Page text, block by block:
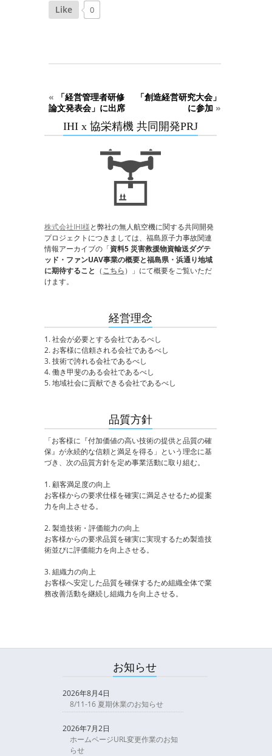
Like 0
«
「経営管理者研修
論文発表会」に出席
「創造経営研究大会」
に参加 »
IHI x 協栄精機 共同開発PRJ
株式会社IHI様と弊社の無人航空機に関する共同開発
プロジェクトにつきましては、福島原子力事故関連
情報アーカイブの「資料5 災害救援物資輸送ダグテ
ッド・ファンUAV事業の概要と福島県・浜通り地域
に期待すること （こちら）」にて概要をご覧いただ
けます。
経営理念
1. 社会が必要とする会社であるべし
2. お客様に信頼される会社であるべし
3. 技術で誇れる会社であるべし
4. 働き甲斐のある会社であるべし
5. 地域社会に貢献できる会社であるべし
品質方針
「お客様に『付加価値の高い技術の提供と品質の確
保』が永続的な信頼と満足を得る」という理念に基
づき、次の品質方針を定め事業活動に取り組む。
1. 顧客満足度の向上
お客様からの要求仕様を確実に満足させるため提案
力を向上させる。
2. 製造技術・評価能力の向上
お客様からの要求品質を確実に実現するため製造技
術並びに評価能力を向上させる。
3. 組織力の向上
お客様へ安定した品質を確保するため組織全体で業
務改善活動を継続し組織力を向上させる。
お知らせ
2026年8月4日
8/11-16 夏期休業のお知らせ
2026年7月2日
ホームページURL変更作業のお知
らせ